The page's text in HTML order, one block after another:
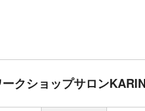
クショップサロン